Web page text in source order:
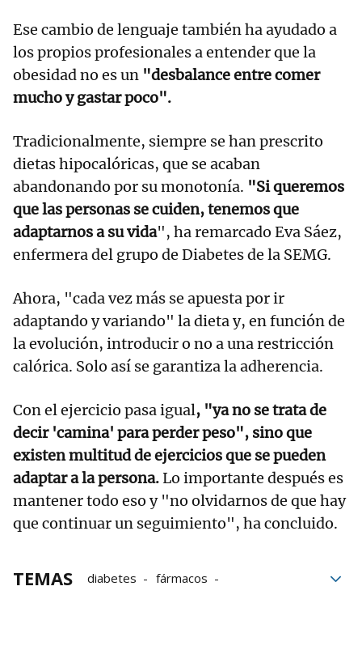
Ese cambio de lenguaje también ha ayudado a
los propios profesionales a entender que la
obesidad no es un "desbalance entre comer
mucho y gastar poco".
Tradicionalmente, siempre se han prescrito
dietas hipocalóricas, que se acaban
abandonando por su monotonía. "Si queremos
que las personas se cuiden, tenemos que
adaptarnos a su vida", ha remarcado Eva Sáez,
enfermera del grupo de Diabetes de la SEMG.
Ahora, "cada vez más se apuesta por ir
adaptando y variando" la dieta y, en función de
la evolución, introducir o no a una restricción
calórica. Solo así se garantiza la adherencia.
Con el ejercicio pasa igual, "ya no se trata de
decir 'camina' para perder peso", sino que
existen multitud de ejercicios que se pueden
adaptar a la persona.Lo importante después es
mantener todo eso y "no olvidarnos de que hay
que continuar un seguimiento", ha concluido.
TEMAS diabetes
fármacos